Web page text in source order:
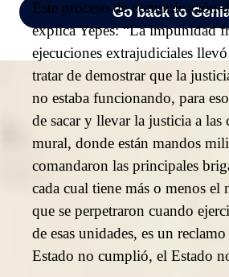
Este proceso de comunicación
explica Yepes: “La impunidad
ejecuciones extrajudiciales
tratar de demostrar que la
no estaba funcionando, para
de sacar y llevar la justicia a las
mural, donde están mandos
comandaron las principales
cada cual tiene más o menos el
que se perpetraron cuando
de esas unidades, es un
Estado no cumplió, el Estado